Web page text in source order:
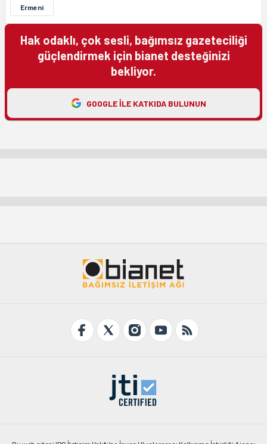
Ermeni
Hak odaklı, çok sesli, bağımsız gazeteciliği
güçlendirmek için bianet desteğinizi
bekliyor.
GOOGLE ILE KATKIDA BULUNUN